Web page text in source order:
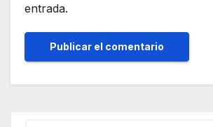
entrada.